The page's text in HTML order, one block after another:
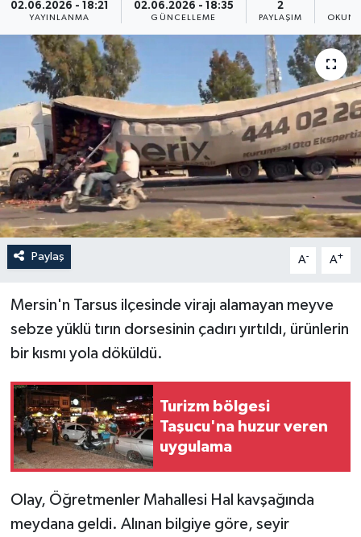
02.06.2026 - 18:21
YAYINLANMA
02.06.2026 - 18:35
GÜNCELLEME
2
PAYLAŞIM
Paylaş A- A+
Mersin'n Tarsus ilçesinde virajı alamayan meyve
sebze yüklü tırın dorsesinin çadırı yırtıldı, ürünlerin
bir kısmı yola döküldü.
Turizm bölgesi
Taşucu'na huzur veren
uygulama
Olay, Öğretmenler Mahallesi Hal kavşağında
meydana geldi. Alınan bilgiye göre, seyir
Siyaset
Spor
Yaşam